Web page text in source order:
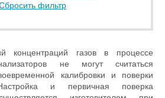
фильтр
концентраций газов в процессе
не могут считаться
калибровки и поверки
Настройка и первичная поверка